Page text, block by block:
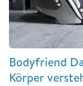
Bodyfriend
Körper